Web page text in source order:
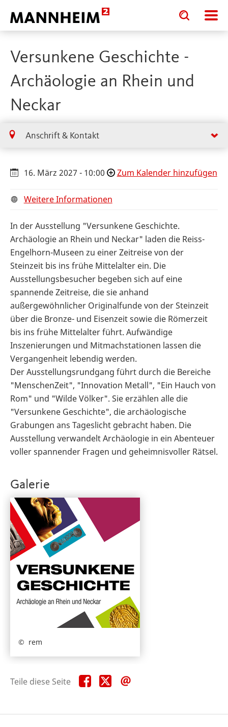
Toggle
search
input
Toggle
search
input
Versunkene Geschichte -
Archäologie an Rhein und
Neckar
Anschrift & Kontakt
16. März 2027 - 10:00 Zum Kalender hinzufügen
Weitere Informationen
In der Ausstellung "Versunkene Geschichte.
Archäologie an Rhein und Neckar" laden die Reiss-
Engelhorn-Museen zu einer Zeitreise von der
Steinzeit bis ins frühe Mittelalter ein. Die
Ausstellungsbesucher begeben sich auf eine
spannende Zeitreise, die sie anhand
außergewöhnlicher Originalfunde von der Steinzeit
über die Bronze- und Eisenzeit sowie die Römerzeit
bis ins frühe Mittelalter führt. Aufwändige
Inszenierungen und Mitmachstationen lassen die
Vergangenheit lebendig werden.
Der Ausstellungsrundgang führt durch die Bereiche
"MenschenZeit", "Innovation Metall", "Ein Hauch von
Rom" und "Wilde Völker". Sie erzählen alle die
"Versunkene Geschichte", die archäologische
Grabungen ans Tageslicht gebracht haben. Die
Ausstellung verwandelt Archäologie in ein Abenteuer
voller spannender Fragen und geheimnisvoller Rätsel.
Galerie
rem
Teile diese Seite Teile
diese
Teile
diese